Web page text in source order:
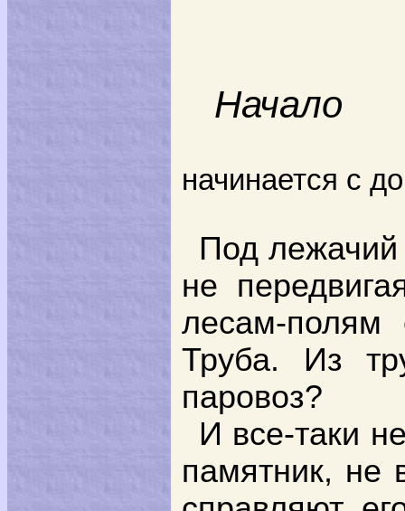
Начало
начинается с
Под лежачий
не
лесам-
Труба. Из
паровоз?
И все-таки
памятник, не